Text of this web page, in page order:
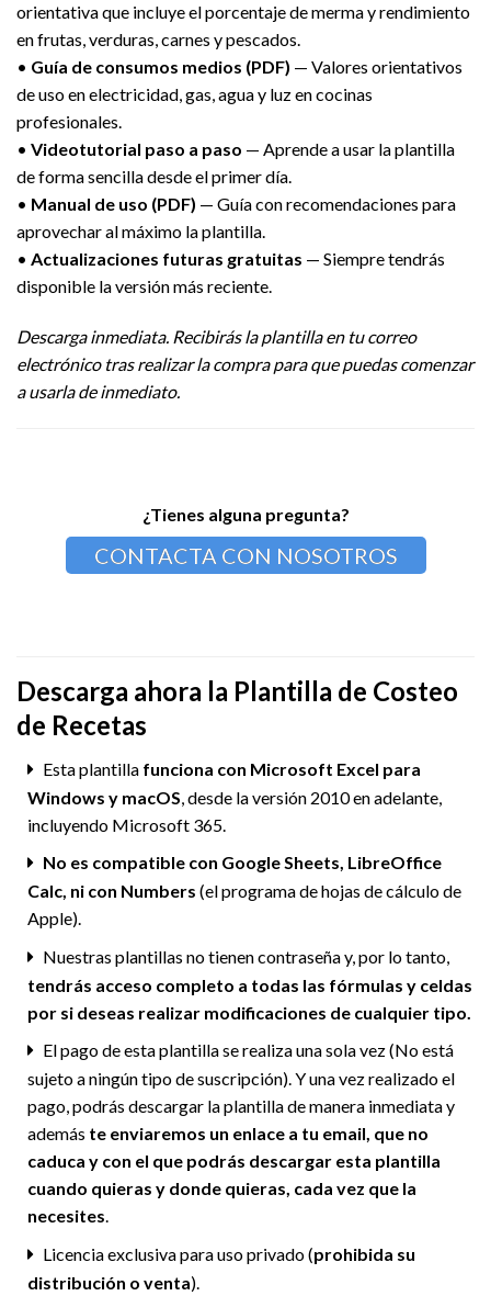
orientativa que incluye el porcentaje de merma y rendimiento
en frutas, verduras, carnes y pescados.
• Guía de consumos medios (PDF) — Valores orientativos
de uso en electricidad, gas, agua y luz en cocinas
profesionales.
• Videotutorial paso a paso — Aprende a usar la plantilla
de forma sencilla desde el primer día.
• Manual de uso (PDF) — Guía con recomendaciones para
aprovechar al máximo la plantilla.
• Actualizaciones futuras gratuitas — Siempre tendrás
disponible la versión más reciente.
Descarga inmediata. Recibirás la plantilla en tu correo
electrónico tras realizar la compra para que puedas comenzar
a usarla de inmediato.
¿Tienes alguna pregunta?
CONTACTA CON NOSOTROS
Descarga ahora la Plantilla de Costeo
de Recetas
Esta plantilla funciona con Microsoft Excel para
Windows y macOS , desde la versión 2010 en adelante,
incluyendo Microsoft 365.
No es compatible con Google Sheets, LibreOffice
Calc, ni con Numbers (el programa de hojas de cálculo de
Apple).
Nuestras plantillas no tienen contraseña y, por lo tanto,
tendrás acceso completo a todas las fórmulas y celdas
por si deseas realizar modificaciones de cualquier tipo.
El pago de esta plantilla se realiza una sola vez (No está
sujeto a ningún tipo de suscripción). Y una vez realizado el
pago, podrás descargar la plantilla de manera inmediata y
además te enviaremos un enlace a tu email, que no
caduca y con el que podrás descargar esta plantilla
cuando quieras y donde quieras, cada vez que la
necesites.
Licencia exclusiva para uso privado (prohibida su
distribución o venta).